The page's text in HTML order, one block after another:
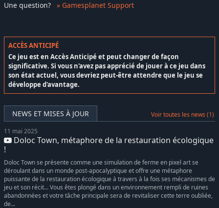
ACCÈS ANTICIPÉ
Ce jeu est en Accès Anticipé et peut changer de façon
significative. Si vous n'avez pas apprécié de jouer à ce jeu dans
son état actuel, vous devriez peut-être attendre que le jeu se
développe d'avantage.
NEWS ET MISES À JOUR Voir toutes les news (1)
11 mai 2025
Doloc Town, métaphore de la restauration écologique
!
Doloc Town se présente comme une simulation de ferme en pixel art se
déroulant dans un monde post-apocalyptique et offre une métaphore
puissante de la restauration écologique à travers à la fois ses mécanismes de
jeu et son récit... Vous êtes plongé dans un environnement rempli de ruines
abandonnées et votre tâche principale sera de revitaliser cette terre oubliée,
de...
Une question? » Gamesplanet Support